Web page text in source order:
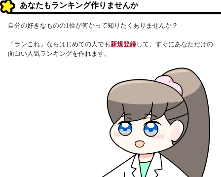
あなたもランキング作りませんか
自分の好きなものの1位が何かって知りたくありませんか？
「ランこれ」ならはじめての人でも新規登録して、すぐにあなただけの
面白い人気ランキングを作れます。